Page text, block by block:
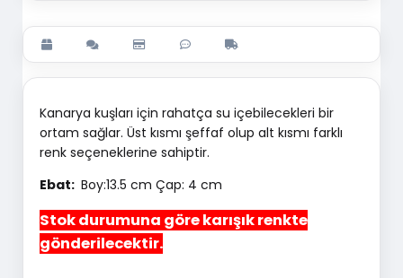
Kanarya kuşları için rahatça su içebilecekleri bir
ortam sağlar. Üst kısmı şeffaf olup alt kısmı farklı
renk seçeneklerine sahiptir.
Ebat: Boy:13.5 cm Çap: 4 cm
Stok durumuna göre karışık renkte
gönderilecektir.